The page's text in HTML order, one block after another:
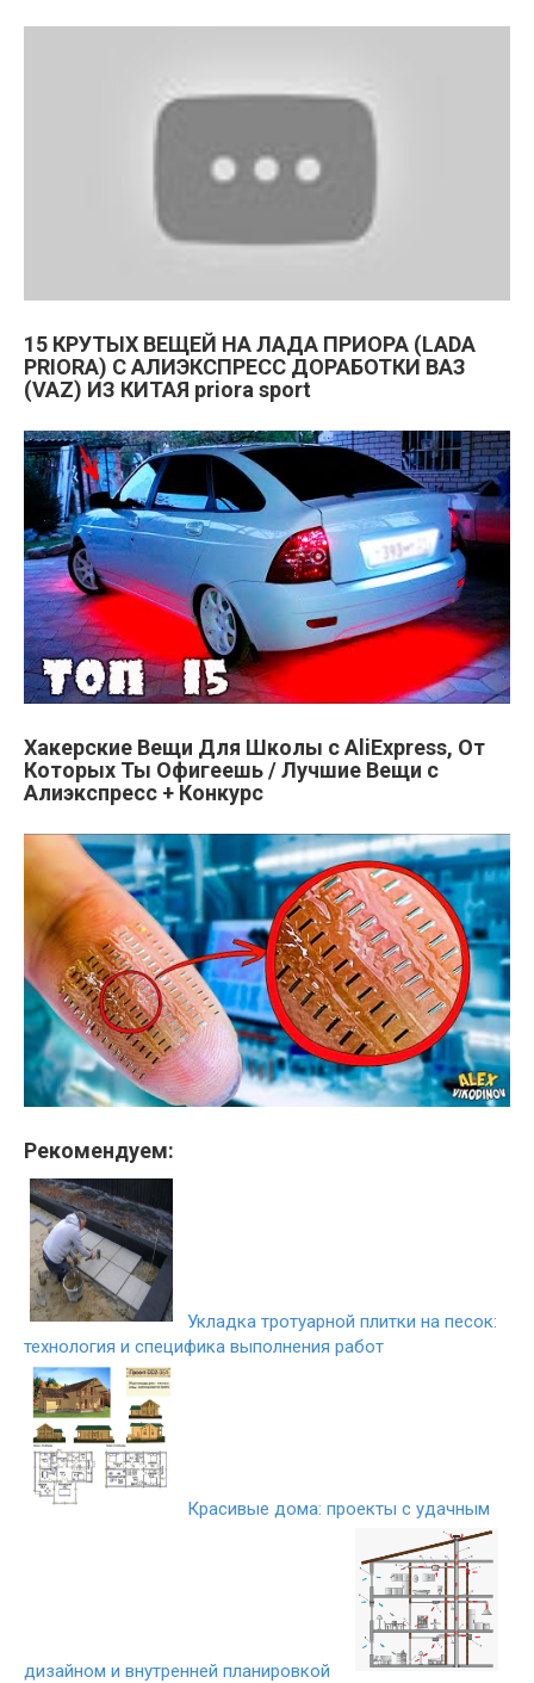
15 КРУТЫХ ВЕЩЕЙ НА ЛАДА ПРИОРА (LADA
PRIORA) С АЛИЭКСПРЕСС ДОРАБОТКИ ВАЗ
(VAZ) ИЗ КИТАЯ priora sport
Хакерские Вещи Для Школы с AliExpress, От
Которых Ты Офигеешь / Лучшие Вещи с
Алиэкспресс + Конкурс
Рекомендуем:
Укладка тротуарной плитки на песок:
технология и специфика выполнения работ
Красивые дома: проекты с удачным
дизайном и внутренней планировкой